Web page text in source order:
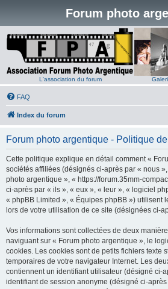
Forum photo
L'association du forum
FAQ
Index du forum
Forum photo argentique - Politique
Cette politique explique en détail comment «
sociétés affiliées (désignés ci-après par « nous
photo argentique », « https://forum.35mm-
ci-après par « ils », « eux », « leur », « logiciel
« phpBB Limited », « Équipes phpBB ») utilisent
lors de votre utilisation de ce site (désignées ci-
Vos informations sont collectées de deux
naviguant sur « Forum photo argentique », le
cookies. Les cookies sont de petits fichiers texte
temporaires de votre navigateur Internet. Les
contiennent un identifiant utilisateur (désigné ci-
identifiant de session anonyme (désigné ci-